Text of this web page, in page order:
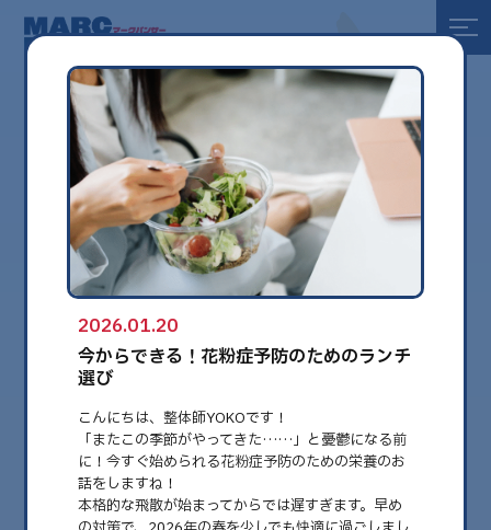
全て
美容
環境
globe
2026.01.20
今からできる！花粉症予防のためのランチ
選び
こんにちは、整体師YOKOです！
「またこの季節がやってきた……」と憂鬱になる前
に！今すぐ始められる花粉症予防のための栄養のお
話をしますね！
本格的な飛散が始まってからでは遅すぎます。早め